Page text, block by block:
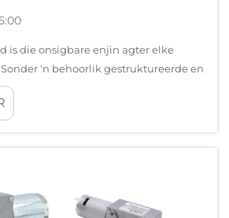
is die onsigbare enjin agter elke
'n behoorlik gestruktureerde en
veld kan die fundamentele
energie na meganiese rotasie